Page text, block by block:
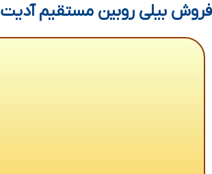
فروش بیلی روبین مستقیم آدیت